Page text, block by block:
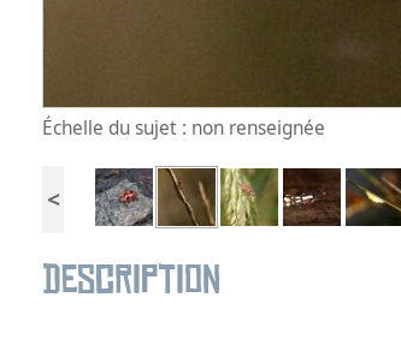
Échelle du sujet : non renseignée
<
Description